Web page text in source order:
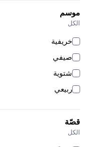
موسم
الكل
خريفية
صيفي
شتوية
ربيعي
قصّة
الكل